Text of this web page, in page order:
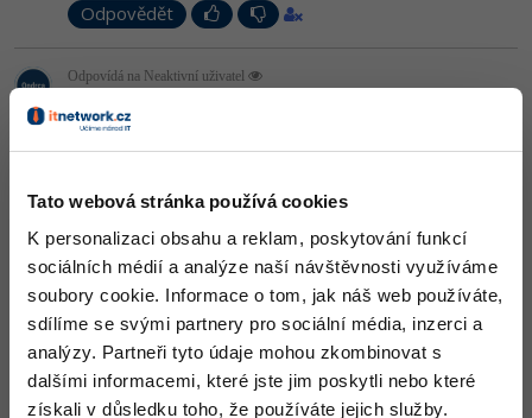
Tato webová stránka používá cookies
K personalizaci obsahu a reklam, poskytování funkcí
sociálních médií a analýze naší návštěvnosti využíváme
soubory cookie. Informace o tom, jak náš web používáte,
sdílíme se svými partnery pro sociální média, inzerci a
analýzy. Partneři tyto údaje mohou zkombinovat s
dalšími informacemi, které jste jim poskytli nebo které
získali v důsledku toho, že používáte jejich služby.
Databázový analytik
Copywriter
WordPress specialista
SEO specialista
Návrh SW -80%
Algoritmy -41%
Umělá inteligence (AI)
Pro děti
Více
Fórum
Google Dokumenty
Time management
Linux
Sítě
Kybernetická bezpečnost
Elektronický podpis
Video
Ostatní
Fórum
Příběhy absolventů
Blog
Kariéra
Pro firmy
Odpovědět
Odpovídá na Neaktivní uživatel
16.5.2014 21:10
Je to pěkný, ale dost mi to připomíná tohle:
http://www.davidtereba.cz/
Nahoru Odpovědět